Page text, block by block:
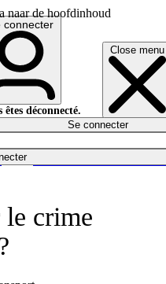
naar de hoofdinhoud
Close menu
connecter
êtes déconnecté.
Se connecter
le crime